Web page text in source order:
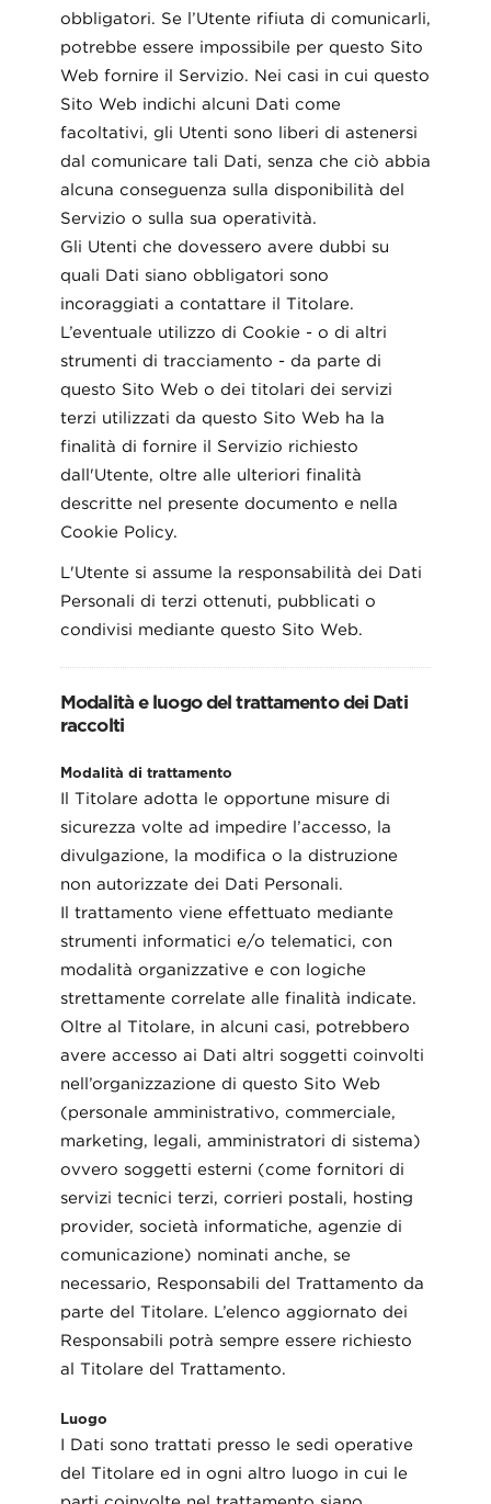
obbligatori. Se l’Utente rifiuta di comunicarli,
potrebbe essere impossibile per questo Sito
Web fornire il Servizio. Nei casi in cui questo
Sito Web indichi alcuni Dati come
facoltativi, gli Utenti sono liberi di astenersi
dal comunicare tali Dati, senza che ciò abbia
alcuna conseguenza sulla disponibilità del
Servizio o sulla sua operatività.
Gli Utenti che dovessero avere dubbi su
quali Dati siano obbligatori sono
incoraggiati a contattare il Titolare.
L’eventuale utilizzo di Cookie - o di altri
strumenti di tracciamento - da parte di
questo Sito Web o dei titolari dei servizi
terzi utilizzati da questo Sito Web ha la
finalità di fornire il Servizio richiesto
dall'Utente, oltre alle ulteriori finalità
descritte nel presente documento e nella
Cookie Policy.
L'Utente si assume la responsabilità dei Dati
Personali di terzi ottenuti, pubblicati o
condivisi mediante questo Sito Web.
Modalità e luogo del trattamento dei Dati
raccolti
Modalità di trattamento
Il Titolare adotta le opportune misure di
sicurezza volte ad impedire l’accesso, la
divulgazione, la modifica o la distruzione
non autorizzate dei Dati Personali.
Il trattamento viene effettuato mediante
strumenti informatici e/o telematici, con
modalità organizzative e con logiche
strettamente correlate alle finalità indicate.
Oltre al Titolare, in alcuni casi, potrebbero
avere accesso ai Dati altri soggetti coinvolti
nell’organizzazione di questo Sito Web
(personale amministrativo, commerciale,
marketing, legali, amministratori di sistema)
ovvero soggetti esterni (come fornitori di
servizi tecnici terzi, corrieri postali, hosting
provider, società informatiche, agenzie di
comunicazione) nominati anche, se
necessario, Responsabili del Trattamento da
parte del Titolare. L’elenco aggiornato dei
Responsabili potrà sempre essere richiesto
al Titolare del Trattamento.
Luogo
I Dati sono trattati presso le sedi operative
del Titolare ed in ogni altro luogo in cui le